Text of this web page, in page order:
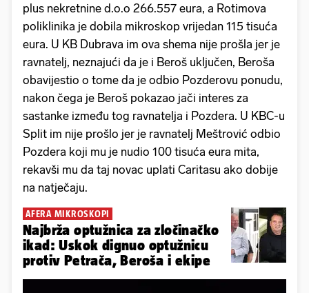
plus nekretnine d.o.o 266.557 eura, a Rotimova
poliklinika je dobila mikroskop vrijedan 115 tisuća
eura. U KB Dubrava im ova shema nije prošla jer je
ravnatelj, neznajući da je i Beroš uključen, Beroša
obavijestio o tome da je odbio Pozderovu ponudu,
nakon čega je Beroš pokazao jači interes za
sastanke između tog ravnatelja i Pozdera. U KBC-u
Split im nije prošlo jer je ravnatelj Meštrović odbio
Pozdera koji mu je nudio 100 tisuća eura mita,
rekavši mu da taj novac uplati Caritasu ako dobije
na natječaju.
AFERA MIKROSKOPI
Najbrža optužnica za zločinačko
ikad: Uskok dignuo optužnicu
protiv Petrača, Beroša i ekipe